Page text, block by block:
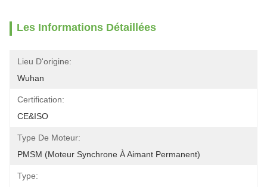
Les Informations Détaillées
Lieu D'origine:
Wuhan
Certification:
CE&ISO
Type De Moteur:
PMSM (moteur Synchrone À Aimant Permanent)
Type: